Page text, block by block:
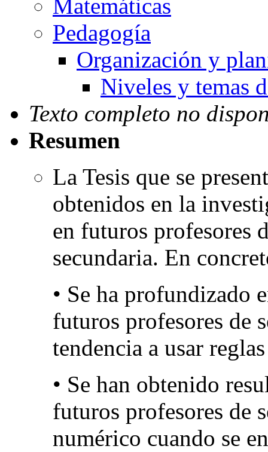
Matemáticas
Pedagogía
Organización y
Niveles y temas
Texto completo no
Resumen
La Tesis que se
obtenidos en la
en futuros profesores
secundaria. En
• Se ha profundizado
futuros profesores de
tendencia a usar
• Se han obtenido
futuros profesores de
numérico cuando se